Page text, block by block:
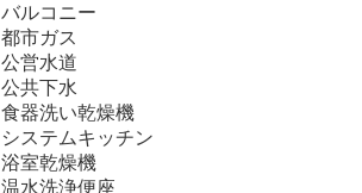
バルコニー
都市ガス
公営水道
公共下水
食器洗い乾燥機
システムキッチン
浴室乾燥機
温水洗浄便座